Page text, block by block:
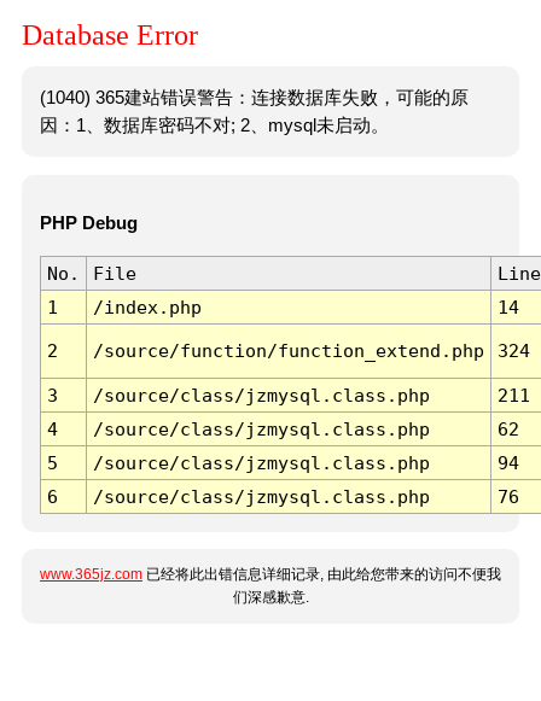
Database Error
(1040) 365建站错误警告：连接数据库失败，可能的原
因：1、数据库密码不对; 2、mysql未启动。
PHP Debug
No. File
Line
1
/index.php 14
2 /source/function/function_extend.php 324
3 /source/class/jzmysql.class.php
211
4
/source/class/jzmysql.class.php
62
5
/source/class/jzmysql.class.php
94
6
/source/class/jzmysql.class.php 76
www.365jz.com 已经将此出错信息详细记录, 由此给您带来的访问不便我
们深感歉意.